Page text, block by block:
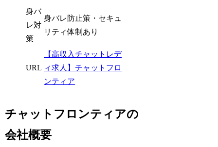
身バ
レ対
策
身バレ防止策・セキュ
リティ体制あり
URL
【高収入チャットレデ
ィ求人】チャットフロ
ンティア
チャットフロンティアの
会社概要